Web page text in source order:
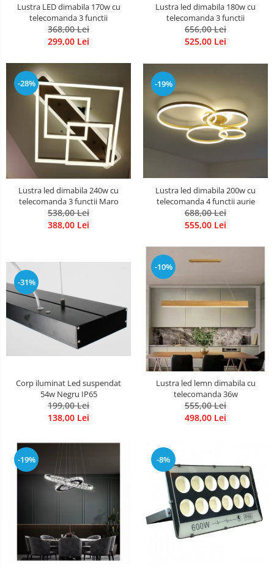
Lustra LED dimabila 170w cu
telecomanda 3 functii
368,00 Lei
299,00 Lei
Lustra led dimabila 180w cu
telecomanda 3 functii
656,00 Lei
525,00 Lei
-28%
Lustra led dimabila 240w cu
telecomanda 3 functii Maro
538,00 Lei
388,00 Lei
-19%
Lustra led dimabila 200w cu
telecomanda 4 functii aurie
688,00 Lei
555,00 Lei
-31%
Corp iluminat Led suspendat
54w Negru IP65
199,00 Lei
138,00 Lei
-10%
Lustra led lemn dimabila cu
telecomanda 36w
555,00 Lei
498,00 Lei
-19% -8%